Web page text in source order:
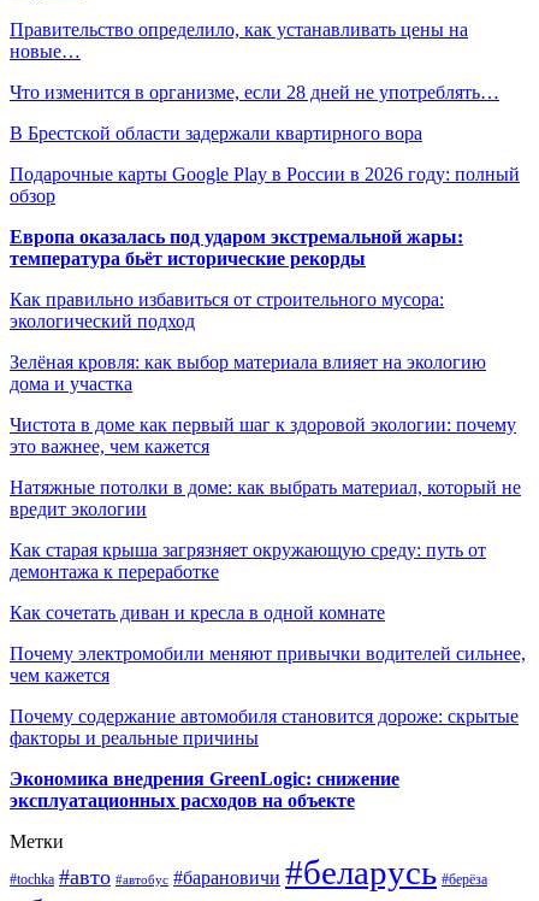
Правительство определило, как устанавливать цены на
новые…
Что изменится в организме, если 28 дней не употреблять…
В Брестской области задержали квартирного вора
Подарочные карты Google Play в России в 2026 году: полный
обзор
Европа оказалась под ударом экстремальной жары:
температура бьёт исторические рекорды
Как правильно избавиться от строительного мусора:
экологический подход
Зелёная кровля: как выбор материала влияет на экологию
дома и участка
Чистота в доме как первый шаг к здоровой экологии: почему
это важнее, чем кажется
Натяжные потолки в доме: как выбрать материал, который не
вредит экологии
Как старая крыша загрязняет окружающую среду: путь от
демонтажа к переработке
Как сочетать диван и кресла в одной комнате
Почему электромобили меняют привычки водителей сильнее,
чем кажется
Почему содержание автомобиля становится дороже: скрытые
факторы и реальные причины
Экономика внедрения GreenLogic: снижение
эксплуатационных расходов на объекте
Метки
#tochka #авто #автобус #барановичи #беларусь #берёза